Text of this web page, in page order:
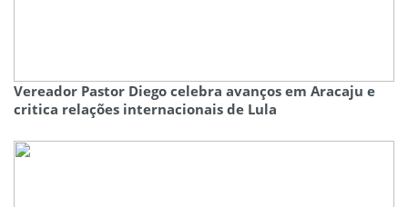
Vereador Pastor Diego celebra avanços em Aracaju e
critica relações internacionais de Lula